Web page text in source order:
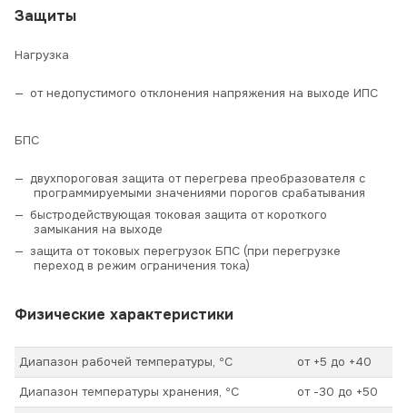
Защиты
Нагрузка
от недопустимого отклонения напряжения на выходе ИПС
БПС
двухпороговая защита от перегрева преобразователя с
программируемыми значениями порогов срабатывания
быстродействующая токовая защита от короткого
замыкания на выходе
защита от токовых перегрузок БПС (при перегрузке
переход в режим ограничения тока)
Физические характеристики
Диапазон рабочей температуры, ºС
от +5 до +40
Диапазон температуры хранения, ºС
от -30 до +50